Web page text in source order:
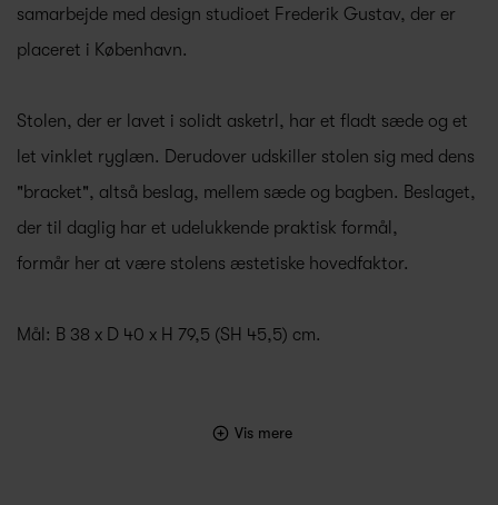
samarbejde med design studioet Frederik Gustav, der er
placeret i København.
Stolen, der er lavet i solidt asketrl, har et fladt sæde og et
let vinklet ryglæn. Derudover udskiller stolen sig med dens
"bracket", altså beslag, mellem sæde og bagben. Beslaget,
der til daglig har et udelukkende praktisk formål,
formår her at være stolens æstetiske hovedfaktor.
Mål: B 38 x D 40 x H 79,5 (SH 45,5) cm.
Vis mere